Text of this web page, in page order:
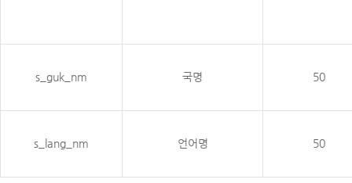
s_guk_nm 국명 50
s_lang_nm 언어명 50